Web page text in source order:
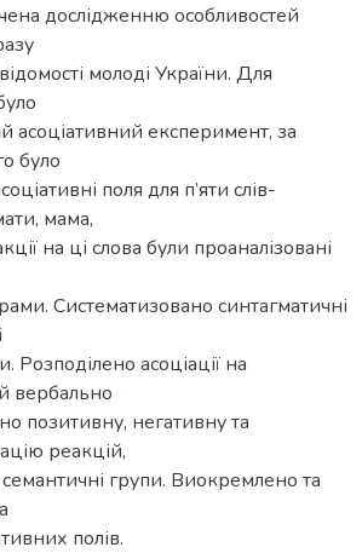
дослідженню особливостей
молоді України. Для
асоціативний експеримент, за
було
поля для п’яти слів-
мама,
на ці слова були проаналізовані
Систематизовано синтагматичні
Розподілено асоціації на
вербально
позитивну, негативну та
реакцій,
групи. Виокремлено та
полів.